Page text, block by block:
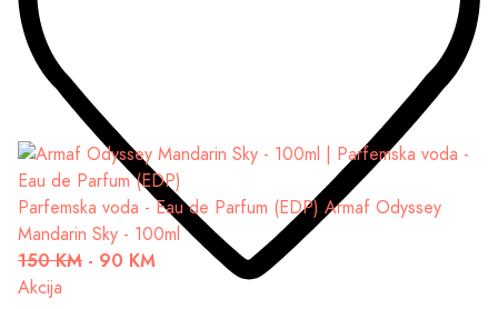
Parfemska voda - Eau de Parfum (EDP) Armaf Odyssey
Mandarin Sky - 100ml
150 KM - 90 KM
Akcija